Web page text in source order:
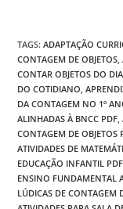
TAGS:ADAPTAÇÃO
CONTAGEM DE OBJETOS,
CONTAR OBJETOS DO
DO COTIDIANO,
DA CONTAGEM NO 1º
ALINHADAS À BNCC PDF,
CONTAGEM DE OBJETOS
ATIVIDADES DE
EDUCAÇÃO INFANTIL PDF
ENSINO FUNDAMENTAL
LÚDICAS DE CONTAGEM